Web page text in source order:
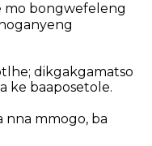
mo bongwefeleng
dikgakgamatso
ke baaposetole.
nna mmogo, ba